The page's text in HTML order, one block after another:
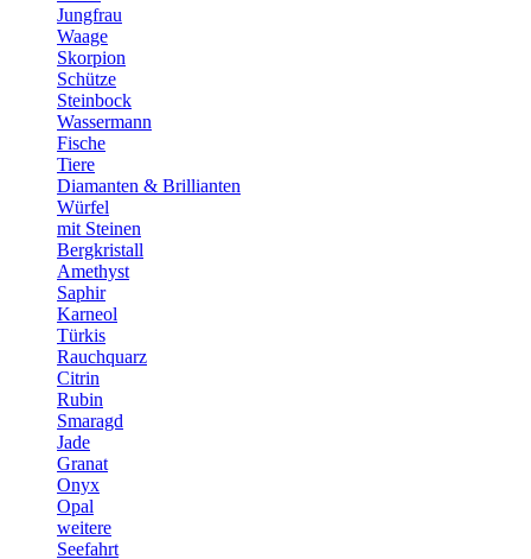
Jungfrau
Waage
Skorpion
Schütze
Steinbock
Wassermann
Fische
Tiere
Diamanten & Brillianten
Würfel
mit Steinen
Bergkristall
Amethyst
Saphir
Karneol
Türkis
Rauchquarz
Citrin
Rubin
Smaragd
Jade
Granat
Onyx
Opal
weitere
Seefahrt